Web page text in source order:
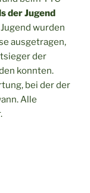
der Jugend
wurden
ausgetragen,
der
konnten.
bei der der
Alle